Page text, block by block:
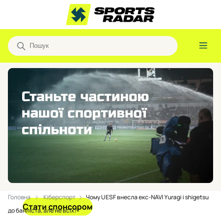
Стати спонсором
Головна Кіберспорт
Чому UESF внесла екс-NAVI Yuragi і shigetsu
до банліста, але не всіх?